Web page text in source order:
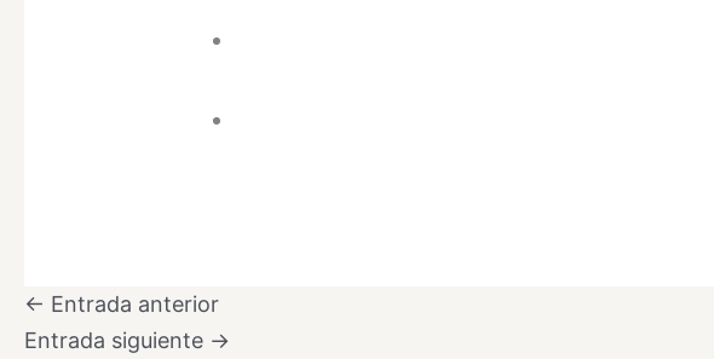
← Entrada anterior
Entrada siguiente →